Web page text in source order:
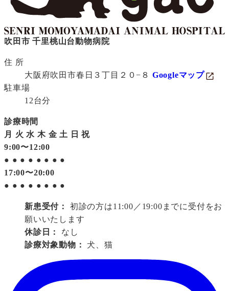
吹田市 千里桃山台動物病院
住 所
大阪府吹田市春日３丁目２０−８ Googleマップ
駐車場
12台分
診療時間
月
火 水 木 金 土 日 祝
9:00〜12:00
● ● ● ● ● ● ● ●
17:00〜20:00
● ● ● ● ● ● ● ●
新患受付：
初診の方は11:00／19:00までに受付をお
願いいたします
休診日：
なし
診療対象動物：
犬、猫